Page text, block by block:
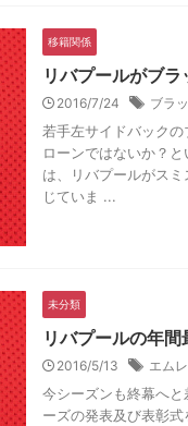
移籍関係
リバプールがブ
2016/7/24 ブラ
若手左サイドバック
ローンではないか？
は、リバプールがス
じていま ...
未分類
リバプールの年
2016/5/13 エム
今シーズンも終幕へ
ーズの発表及び表彰